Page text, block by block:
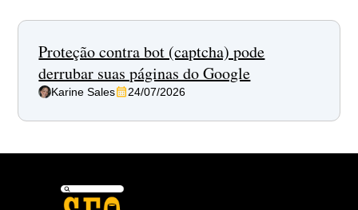
Proteção contra bot (captcha) pode
derrubar suas páginas do Google
Karine Sales 24/07/2026